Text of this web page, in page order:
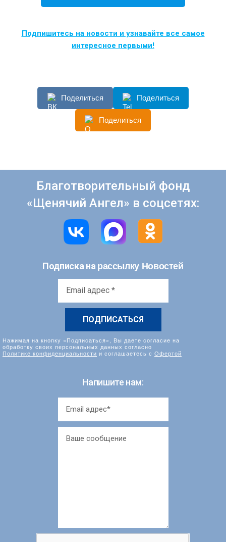
Подпишитесь на новости и узнавайте все самое
интересное первыми!
Поделиться Поделиться
Поделиться
Благотворительный фонд
«Щенячий Ангел» в соцсетях:
Подписка нарассылку Новостей
Нажимая на кнопку «Подписаться», Вы даете согласие на
обработку своих персональных данных согласно
Политике конфиденциальности и соглашаетесь с Офертой
Напишите нам: